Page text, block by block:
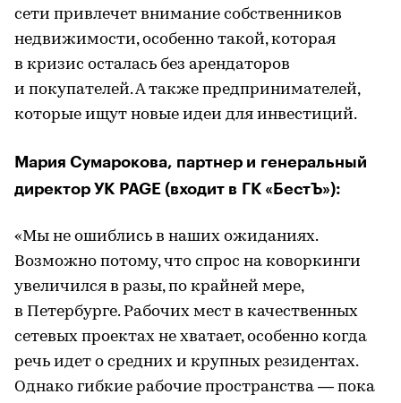
сети привлечет внимание собственников
недвижимости, особенно такой, которая
в кризис осталась без арендаторов
и покупателей. А также предпринимателей,
которые ищут новые идеи для инвестиций.
Мария Сумарокова, партнер и генеральный
директор УК PAGE (входит в ГК «БестЪ»):
«Мы не ошиблись в наших ожиданиях.
Возможно потому, что спрос на коворкинги
увеличился в разы, по крайней мере,
в Петербурге. Рабочих мест в качественных
сетевых проектах не хватает, особенно когда
речь идет о средних и крупных резидентах.
Однако гибкие рабочие пространства — пока